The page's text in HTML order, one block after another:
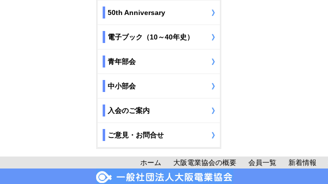
50th Anniversary
電子ブック（10～40年史）
青年部会
中小部会
入会のご案内
ご意見・お問合せ
ホーム 大阪電業協会の概要 会員一覧 新着情報